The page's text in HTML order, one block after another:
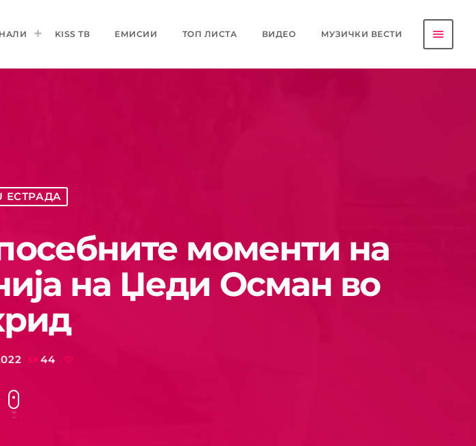
KISS ТВ ЕМИСИИ ТОП ЛИСТА ВИДЕО МУЗИЧКИ ВЕСТИ menu
ЕСТРАДА
моменти на
на Џеди Осман во
44